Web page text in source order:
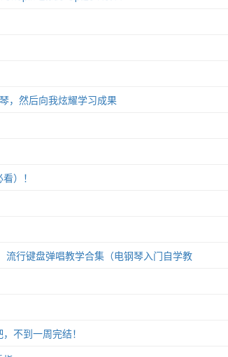
，然后向我炫耀学习成果
）！
流行键盘弹唱教学合集（电钢琴入门自学教
不到一周完结！